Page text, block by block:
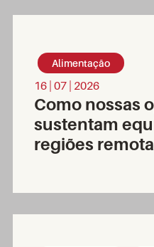
Alimentação
16 | 07 | 2026
Como nossas
sustentam
regiões